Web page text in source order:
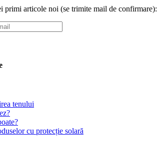
primi articole noi (se trimite mail de confirmare):
tenului
cu protecție solară